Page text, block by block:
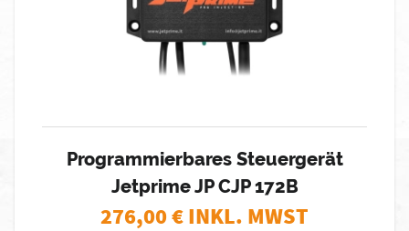
Programmierbares Steuergerät
Jetprime JP CJP 172B
276,00€ INKL. MWST